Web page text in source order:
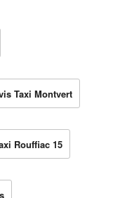
Taxi Montvert
Rouffiac 15